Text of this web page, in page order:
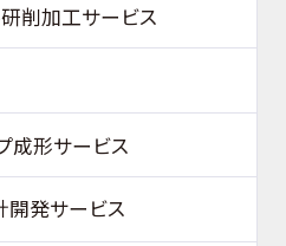
削加工サービス
成形サービス
開発サービス